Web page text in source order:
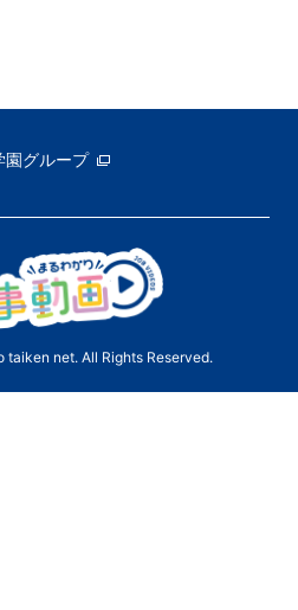
園グループ
net. All Rights Reserved.